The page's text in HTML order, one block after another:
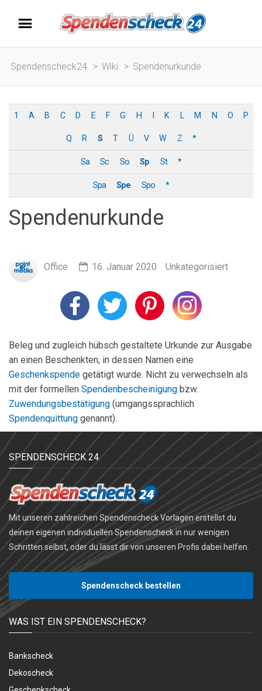
Spendenscheck24 > Wiki > Spendenurkunde
1 A B C D E F G H K L M N O P
Q R S T Ü V W Z *
Sa Sc So Sp St *
Spa Spe Spo *
Spendenurkunde
Office 16. Januar 2020 Unkategorisiert
Beleg und zugleich hübsch gestaltete Urkunde zur Ausgabe
an einen Beschenkten, in dessen Namen eine
Geschenkspende getätigt wurde. Nicht zu verwechseln als
mit der formellen Spendenbescheinigung bzw.
Zuwendungsbestätigung (umgangssprachlich
Spendenquittung genannt).
SPENDENSCHECK 24
Mit unseren zahlreichen Spendenscheck Vorlagen erstellst du
deinen eigenen individuellen Spendenscheck in nur wenigen
Schritten selbst, oder du lässt dir von unseren Profis dabei helfen.
Spendenscheck bestellen
WAS IST EIN SPENDENSCHECK?
Bankscheck
Dekoscheck